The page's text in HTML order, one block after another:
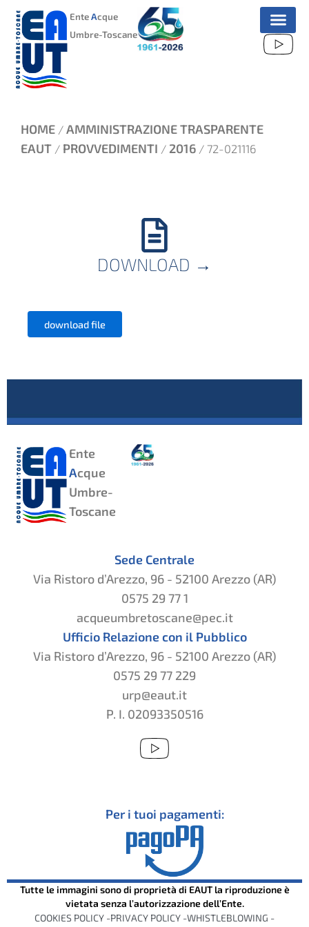
VAI
CONTENUTO
EnteAcque
Umbre-Toscane
HOME / AMMINISTRAZIONE TRASPARENTE
EAUT / PROVVEDIMENTI / 2016 / 72-021116
DOWNLOAD →
download file
Ente
Acque
Umbre-
Toscane
Sede Centrale
Via Ristoro d’Arezzo, 96 - 52100 Arezzo (AR)
0575 29 77 1
acqueumbretoscane@pec.it
Ufficio Relazione con il Pubblico
Via Ristoro d’Arezzo, 96 - 52100 Arezzo (AR)
0575 29 77 229
urp@eaut.it
P. I. 02093350516
Per i tuoi pagamenti:
Tutte le immagini sono di proprietà di EAUT la riproduzione è
vietata senza l’autorizzazione dell’Ente.
COOKIES POLICY -PRIVACY POLICY -WHISTLEBLOWING -